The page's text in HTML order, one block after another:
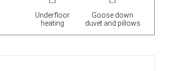
Underfloor
heating
Goose down
duvet and pillows